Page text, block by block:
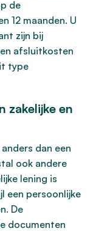
de
12 maanden. U
zijn bij
afsluitkosten
type
zakelijke en
dan een
ook andere
lening is
een persoonlijke
De
documenten